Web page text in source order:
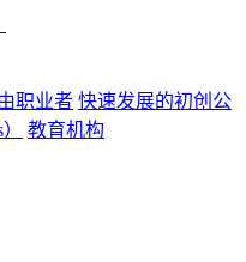
职业者 快速发展的初创公
教育机构